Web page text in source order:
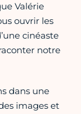
Valérie
ouvrir les
cinéaste
notre
dans une
images et